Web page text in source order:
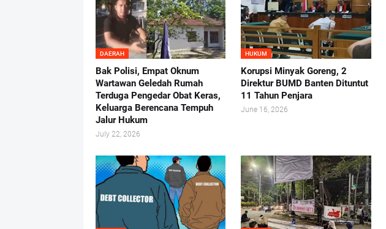
DAERAH
Bak Polisi, Empat Oknum
Wartawan Geledah Rumah
Terduga Pengedar Obat Keras,
Keluarga Berencana Tempuh
Jalur Hukum
July 22, 2026
HUKUM
Korupsi Minyak Goreng, 2
Direktur BUMD Banten Dituntut
11 Tahun Penjara
June 16, 2026